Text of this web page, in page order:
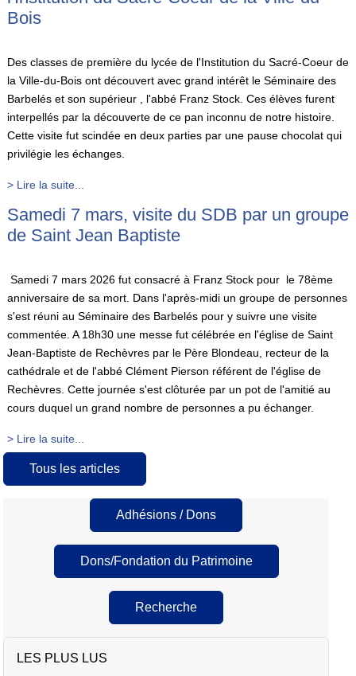
Bois
Des classes de première du lycée de l'Institution du Sacré-Coeur de
la Ville-du-Bois ont découvert avec grand intérêt le Séminaire des
Barbelés et son supérieur , l'abbé Franz Stock. Ces élèves furent
interpellés par la découverte de ce pan inconnu de notre histoire.
Cette visite fut scindée en deux parties par une pause chocolat qui
privilégie les échanges.
> Lire la suite...
Samedi 7 mars, visite du SDB par un groupe
de Saint Jean Baptiste
Samedi 7 mars 2026 fut consacré à Franz Stock pour le 78ème
anniversaire de sa mort. Dans l'après-midi un groupe de personnes
s'est réuni au Séminaire des Barbelés pour y suivre une visite
commentée. A 18h30 une messe fut célébrée en l'église de Saint
Jean-Baptiste de Rechèvres par le Père Blondeau, recteur de la
cathédrale et de l'abbé Clément Pierson référent de l'église de
Rechèvres. Cette journée s'est clôturée par un pot de l'amitié au
cours duquel un grand nombre de personnes a pu échanger.
> Lire la suite...
Tous les articles
Adhésions / Dons
Dons/Fondation du Patrimoine
Recherche
LES PLUS LUS